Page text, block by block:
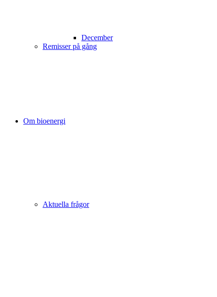
December
Remisser på gång
Om bioenergi
Aktuella frågor